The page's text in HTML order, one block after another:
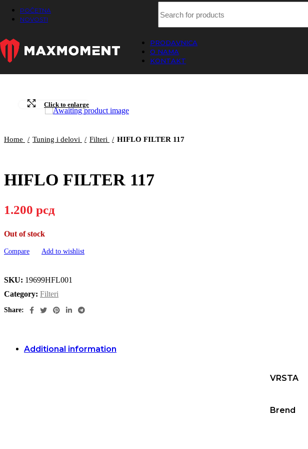
POČETNA
NOVOSTI
PRODAVNICA
O NAMA
KONTAKT
Click to enlarge
Home Tuning i delovi Filteri HIFLO FILTER 117
HIFLO FILTER 117
1.200 рсд
Out of stock
Compare Add to wishlist
SKU: 19699HFL001
Category: Filteri
Share:
Additional information
VRSTA
Brend